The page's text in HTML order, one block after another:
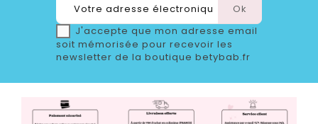
J'accepte que mon adresse email
soit mémorisée pour recevoir les
newsletter de la boutique betybab.fr